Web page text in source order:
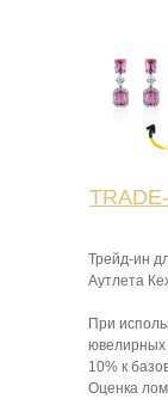
Трейд-ин
Аутлета
При
ювелирных
10% к
Оценка